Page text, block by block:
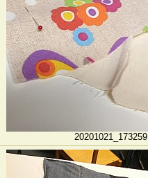
20201021_173259